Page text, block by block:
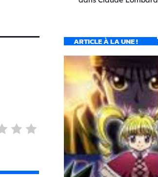
ARTICLE À LA UNE !